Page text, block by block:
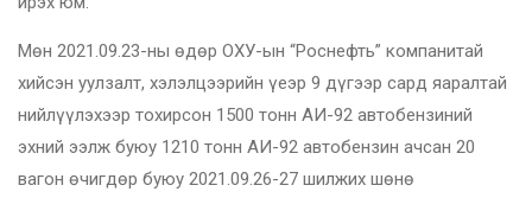
Мөн 2021.09.23-ны өдөр ОХУ-ын “Роснефть” компанитай
хийсэн уулзалт, хэлэлцээрийн үеэр 9 дүгээр сард яаралтай
нийлүүлэхээр тохирсон 1500 тонн АИ-92 автобензиний
эхний ээлж буюу 1210 тонн АИ-92 автобензин ачсан 20
вагон өчигдөр буюу 2021.09.26-27 шилжих шөнө